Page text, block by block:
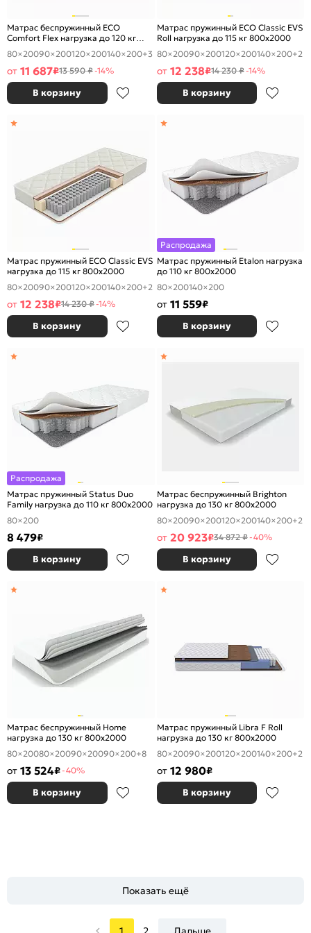
Матрас беспружинный ECO
Comfort Flex нагрузка до 120 кг
800x2000
80×20090×200120×200140×200+3
от 11 687₽13 590 ₽-14%
В корзину
Матрас пружинный ECO Classic EVS
Roll нагрузка до 115 кг 800x2000
80×20090×200120×200140×200+2
от 12 238₽14 230 ₽-14%
В корзину
Матрас пружинный ECO Classic EVS
нагрузка до 115 кг 800x2000
80×20090×200120×200140×200+2
от 12 238₽14 230 ₽-14%
В корзину
Распродажа
Матрас пружинный Etalon нагрузка
до 110 кг 800x2000
80×200140×200
от 11 559₽
В корзину
Распродажа
Матрас пружинный Status Duo
Family нагрузка до 110 кг 800x2000
80×200
8 479₽
В корзину
Матрас беспружинный Brighton
нагрузка до 130 кг 800x2000
80×20090×200120×200140×200+2
от 20 923₽34 872 ₽-40%
В корзину
Матрас беспружинный Home
нагрузка до 130 кг 800x2000
80×20080×20090×20090×200+8
от 13 524₽-40%
В корзину
Матрас пружинный Libra F Roll
нагрузка до 130 кг 800x2000
80×20090×200120×200140×200+2
от 12 980₽
В корзину
Показать ещё